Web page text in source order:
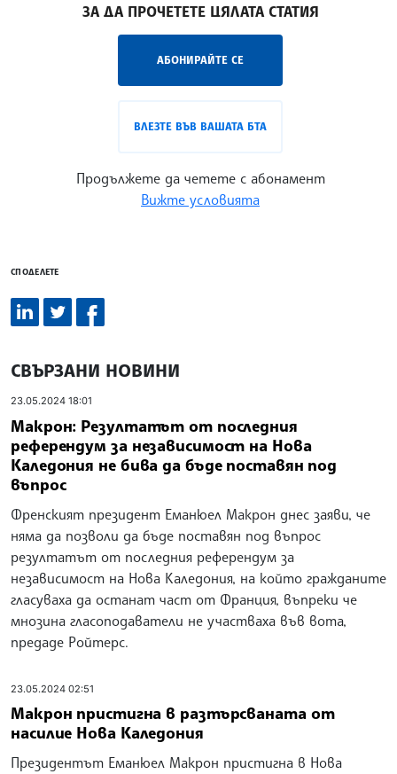
ЗА ДА ПРОЧЕТЕТЕ ЦЯЛАТА СТАТИЯ
АБОНИРАЙТЕ СЕ
ВЛЕЗТЕ ВЪВ ВАШАТА БТА
Продължете да четете с абонамент
Вижте условията
СПОДЕЛЕТЕ
СВЪРЗАНИ НОВИНИ
23.05.2024 18:01
Макрон: Резултатът от последния
референдум за независимост на Нова
Каледония не бива да бъде поставян под
въпрос
Френският президент Еманюел Макрон днес заяви, че
няма да позволи да бъде поставян под въпрос
резултатът от последния референдум за
независимост на Нова Каледония, на който гражданите
гласуваха да останат част от Франция, въпреки че
мнозина гласоподаватели не участваха във вота,
предаде Ройтерс.
23.05.2024 02:51
Макрон пристигна в разтърсваната от
насилие Нова Каледония
Президентът Еманюел Макрон пристигна в Нова